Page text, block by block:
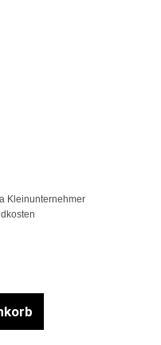
Kleinunternehmer